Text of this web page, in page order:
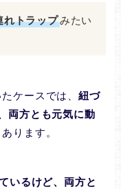
れトラップみたい
ケースでは、 紐づ
両方とも元気に動
ります。
いるけど、両方と